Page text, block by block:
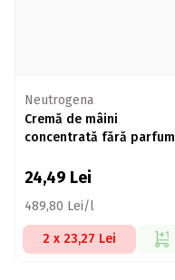
Neutrogena
Cremă de mâini
concentrată fără parfum
uscată 50ml
24,49 Lei
489,80 Lei/l
2 x 23,27 Lei